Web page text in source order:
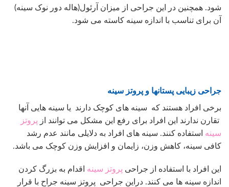
شود. همچنین در این جراحی از میزان آرئول(هاله دور نوک سینه)
آن برای تناسب با اندازه سینه کاسته می شود.
جراحی زیبایی پستانها و پروتز سینه
برخی افراد هستند که سینه های کوچک دارند یا سینه هایی آنها
تقارن ندارند این افراد برای رفع این مشکل می توانند از پروتز
سینه استفاده کنند. سینه های افراد به دلایلی مانند عدم رشد
کافی سینه، کاهش وزن، زایمان و افزایش وزن کوچک می باشد.
این افراد با استفاده از جراحی پروتز سینه اقدام به بزرگ کردن
اندازه سینه ها می کنند. دراین جراحی پروتز سینه جراح با قرار